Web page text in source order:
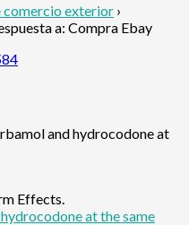
comercio exterior ›
a: Compra Ebay
and hydrocodone at
Effects.
at the same